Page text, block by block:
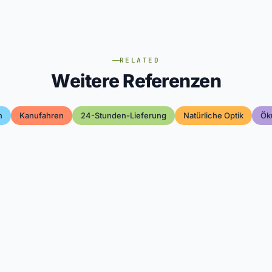
RELATED
Weitere Referenzen
Kanufahren 24-Stunden-Lieferung Natürliche Optik